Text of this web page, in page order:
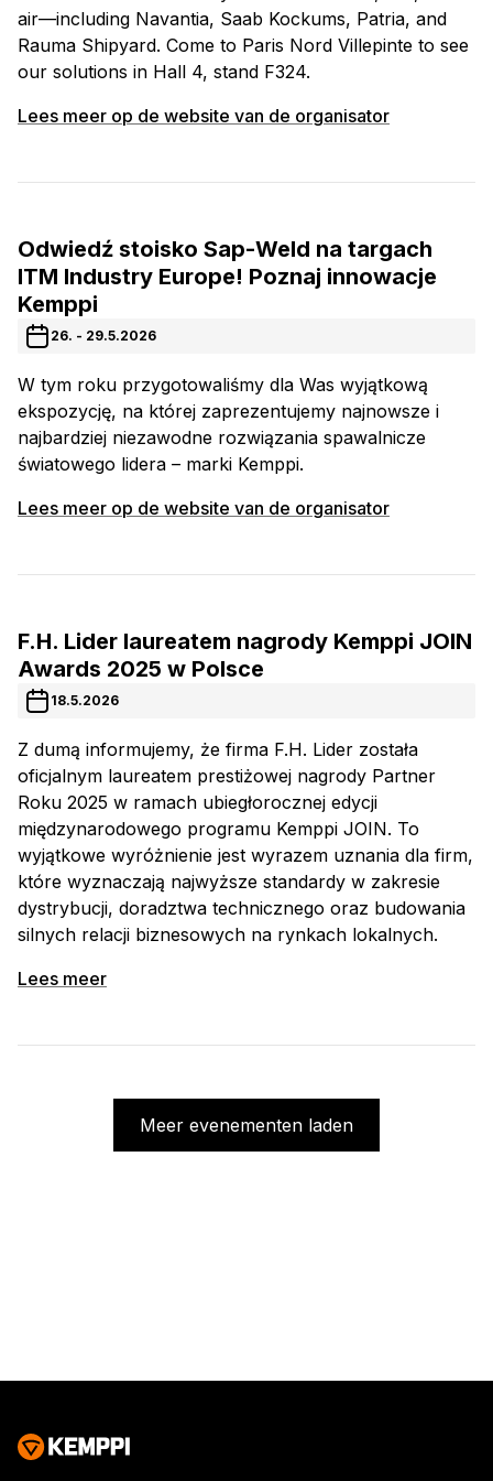
air—including Navantia, Saab Kockums, Patria, and
Rauma Shipyard. Come to Paris Nord Villepinte to see
our solutions in Hall 4, stand F324.
Lees meer op de website van de organisator
Odwiedź stoisko Sap-Weld na targach
ITM Industry Europe! Poznaj innowacje
Kemppi
26. - 29.5.2026
W tym roku przygotowaliśmy dla Was wyjątkową
ekspozycję, na której zaprezentujemy najnowsze i
najbardziej niezawodne rozwiązania spawalnicze
światowego lidera – marki Kemppi.
Lees meer op de website van de organisator
F.H. Lider laureatem nagrody Kemppi JOIN
Awards 2025 w Polsce
18.5.2026
Z dumą informujemy, że firma F.H. Lider została
oficjalnym laureatem prestiżowej nagrody Partner
Roku 2025 w ramach ubiegłorocznej edycji
międzynarodowego programu Kemppi JOIN. To
wyjątkowe wyróżnienie jest wyrazem uznania dla firm,
które wyznaczają najwyższe standardy w zakresie
dystrybucji, doradztwa technicznego oraz budowania
silnych relacji biznesowych na rynkach lokalnych.
Lees meer
Meer evenementen laden